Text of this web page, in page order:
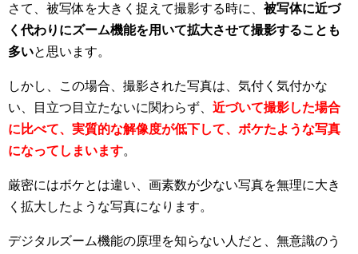
さて、被写体を大きく捉えて撮影する時に、 被写体に近づ
く代わりにズーム機能を用いて拡大させて撮影することも
多いと思います。
しかし、この場合、撮影された写真は、気付く気付かな
い、目立つ目立たないに関わらず、 近づいて撮影した場合
に比べて、実質的な解像度が低下して、ボケたような写真
になってしまいます。
厳密にはボケとは違い、画素数が少ない写真を無理に大き
く拡大したような写真になります。
デジタルズーム機能の原理を知らない人だと、無意識のう